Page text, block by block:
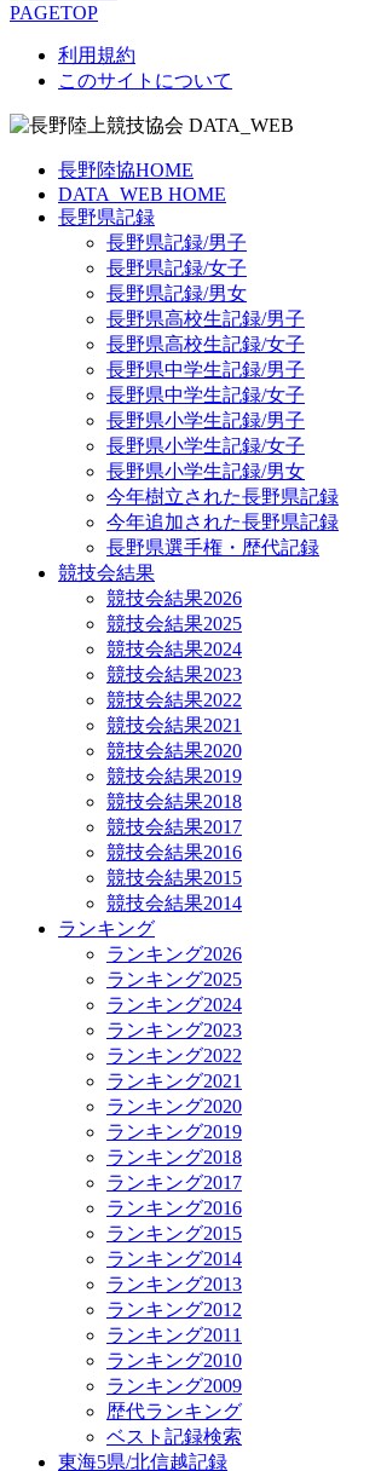
PAGETOP
利用規約
このサイトについて
長野陸協HOME
DATA_WEB HOME
長野県記録
長野県記録/男子
長野県記録/女子
長野県記録/男女
長野県高校生記録/男子
長野県高校生記録/女子
長野県中学生記録/男子
長野県中学生記録/女子
長野県小学生記録/男子
長野県小学生記録/女子
長野県小学生記録/男女
今年樹立された長野県記録
今年追加された長野県記録
長野県選手権・歴代記録
競技会結果
競技会結果2026
競技会結果2025
競技会結果2024
競技会結果2023
競技会結果2022
競技会結果2021
競技会結果2020
競技会結果2019
競技会結果2018
競技会結果2017
競技会結果2016
競技会結果2015
競技会結果2014
ランキング
ランキング2026
ランキング2025
ランキング2024
ランキング2023
ランキング2022
ランキング2021
ランキング2020
ランキング2019
ランキング2018
ランキング2017
ランキング2016
ランキング2015
ランキング2014
ランキング2013
ランキング2012
ランキング2011
ランキング2010
ランキング2009
歴代ランキング
ベスト記録検索
東海5県/北信越記録